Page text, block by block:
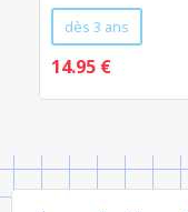
dès 3 ans
14.95 €